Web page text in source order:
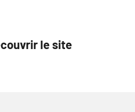
le site